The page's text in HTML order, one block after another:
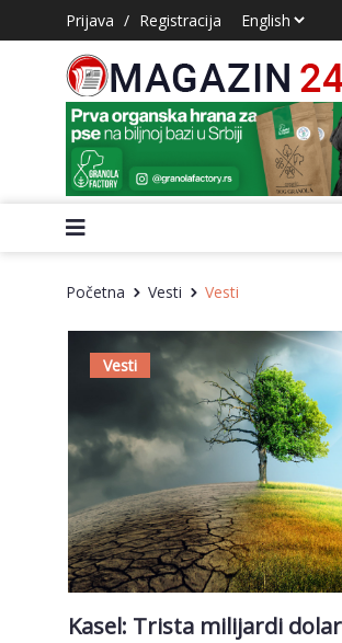
Prijava / Registracija
Početna Vesti Vesti
Vesti
Kasel: Trista milijardi